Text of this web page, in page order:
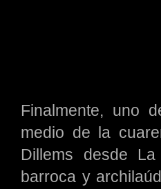
Finalmente, uno
medio de la
Dillems desde
barroca y